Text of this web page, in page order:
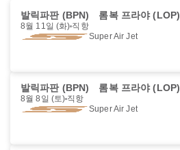
발릭파판 (BPN) 롬복 프라야 (LOP)
8월 11일 (화) 직항
Super Air Jet
발릭파판 (BPN) 롬복 프라야 (LOP)
8월 8일 (토) 직항
Super Air Jet